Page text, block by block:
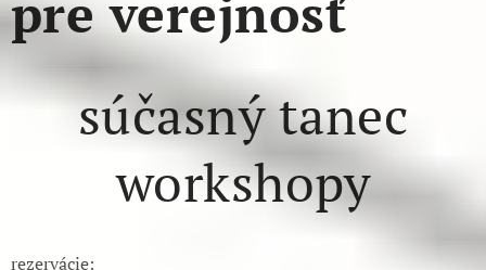
súčasný tanec
workshopy
rezervácie: